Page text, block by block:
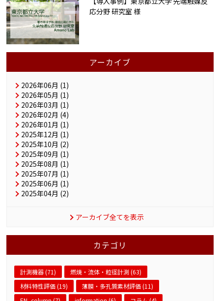
応分野 研究室 様
アーカイブ
2026年06月 (1)
2026年05月 (1)
2026年03月 (1)
2026年02月 (4)
2026年01月 (1)
2025年12月 (1)
2025年10月 (2)
2025年09月 (1)
2025年08月 (1)
2025年07月 (1)
2025年06月 (1)
2025年04月 (2)
アーカイブ全てを表示
カテゴリ
計測機器 (71)
燃焼・流体・粒径計測 (63)
材料特性評価 (19)
薄膜・多孔質素材評価 (11)